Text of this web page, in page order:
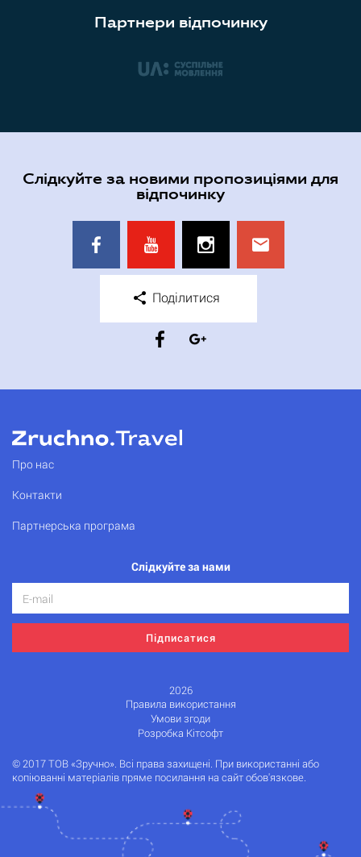
Партнери відпочинку
Слідкуйте за новими пропозиціями для
відпочинку
Поділитися
Про нас
Контакти
Партнерська програма
Слідкуйте за нами
Підписатися
2026
Правила використання
Умови згоди
Розробка Кітсофт
© 2017 ТОВ «Зручно». Всі права захищені. При використанні або
копіюванні матеріалів пряме посилання на сайт обов'язкове.